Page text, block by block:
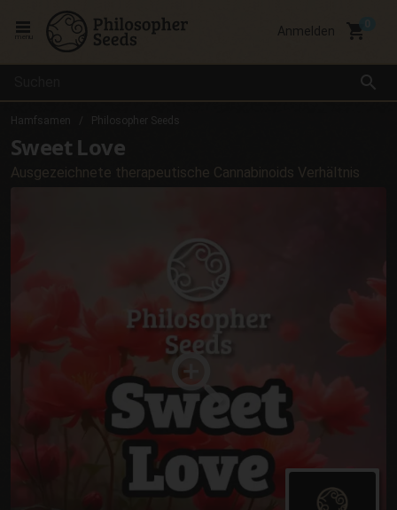
search
Anmelden local_grocery_store
Hamfsamen Philosopher Seeds
Sweet Love
Ausgezeichnete therapeutische Cannabinoids Verhältnis